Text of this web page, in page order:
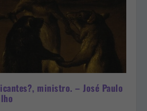
ministro. – José Paulo